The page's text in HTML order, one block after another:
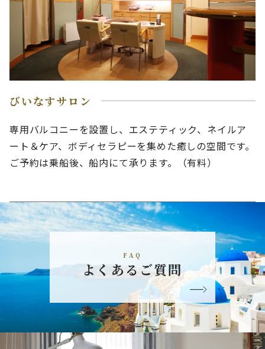
びいなすサロン
専用バルコニーを設置し、エステティック、ネイルア
ート＆ケア、ボディセラピーを集めた癒しの空間です。
ご予約は乗船後、船内にて承ります。（有料）
FAQ
よくあるご質問